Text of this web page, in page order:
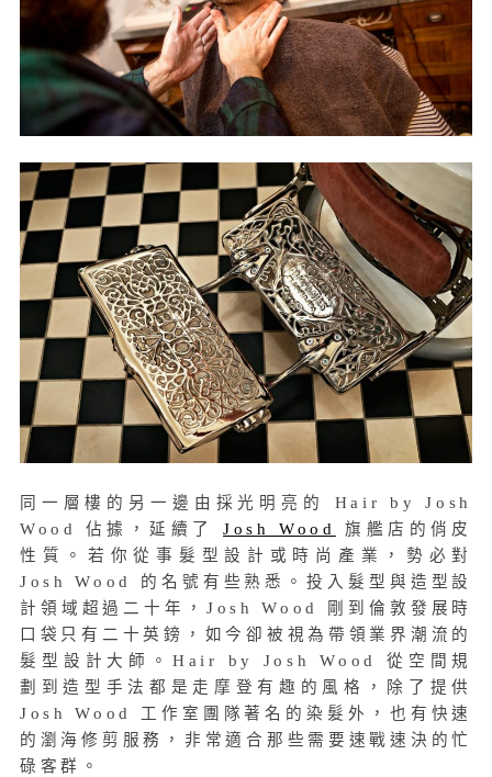
同一層樓的另一邊由採光明亮的 Hair by Josh
Wood 佔據，延續了Josh Wood
旗艦店的俏皮
性質。若你從事髮型設計或時尚產業，勢必對
Josh Wood 的名號有些熟悉。投入髮型與造型設
計領域超過二十年，Josh Wood 剛到倫敦發展時
口袋只有二十英鎊，如今卻被視為帶領業界潮流的
髮型設計大師。Hair by Josh Wood 從空間規
劃到造型手法都是走摩登有趣的風格，除了提供
Josh Wood 工作室團隊著名的染髮外，也有快速
的瀏海修剪服務，非常適合那些需要速戰速決的忙
碌客群。